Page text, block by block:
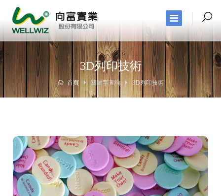
3D列印技術
首頁 關鍵字查詢 3D列印技術